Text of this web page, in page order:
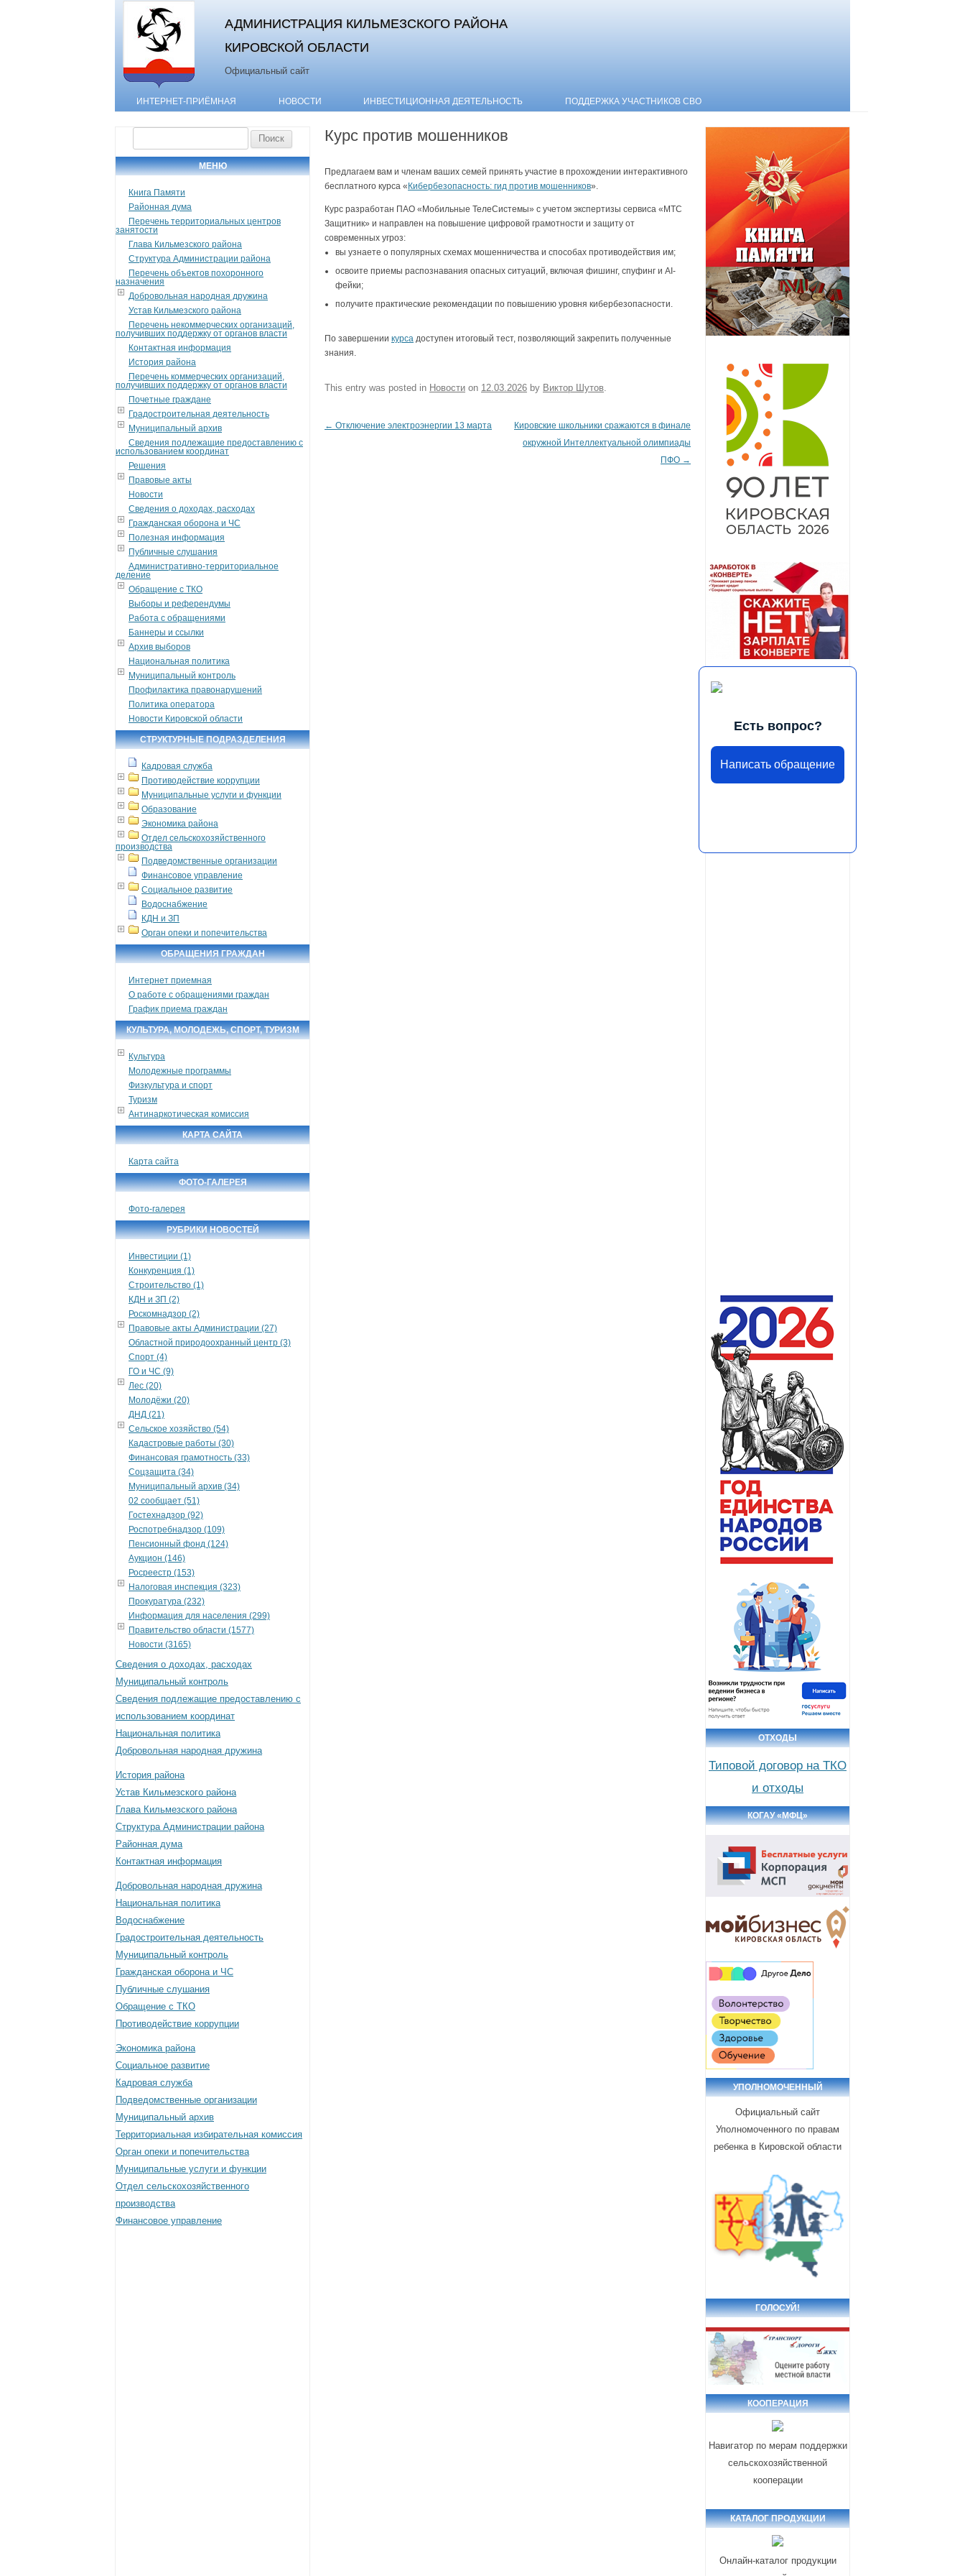
АДМИНИСТРАЦИЯ КИЛЬМЕЗСКОГО РАЙОНА
КИРОВСКОЙ ОБЛАСТИ
Официальный сайт
Skip to content
ИНТЕРНЕТ-ПРИЁМНАЯ НОВОСТИ ИНВЕСТИЦИОННАЯ ДЕЯТЕЛЬНОСТЬ ПОДДЕРЖКА УЧАСТНИКОВ СВО
МЕНЮ
Книга Памяти
Районная дума
Перечень территориальных центров
занятости
Глава Кильмезского района
Структура Администрации района
Перечень объектов похоронного
назначения
Добровольная народная дружина
Устав Кильмезского района
Перечень некоммерческих организаций,
получивших поддержку от органов власти
Контактная информация
История района
Перечень коммерческих организаций,
получивших поддержку от органов власти
Почетные граждане
Градостроительная деятельность
Муниципальный архив
Сведения подлежащие предоставлению с
использованием координат
Решения
Правовые акты
Новости
Сведения о доходах, расходах
Гражданская оборона и ЧС
Полезная информация
Публичные слушания
Административно-территориальное
деление
Обращение с ТКО
Выборы и референдумы
Работа с обращениями
Баннеры и ссылки
Архив выборов
Национальная политика
Муниципальный контроль
Профилактика правонарушений
Политика оператора
Новости Кировской области
СТРУКТУРНЫЕ ПОДРАЗДЕЛЕНИЯ
Кадровая служба
Противодействие коррупции
Муниципальные услуги и функции
Образование
Экономика района
Отдел сельскохозяйственного
производства
Подведомственные организации
Финансовое управление
Социальное развитие
Водоснабжение
КДН и ЗП
Орган опеки и попечительства
ОБРАЩЕНИЯ ГРАЖДАН
Интернет приемная
О работе с обращениями граждан
График приема граждан
КУЛЬТУРА, МОЛОДЕЖЬ, СПОРТ, ТУРИЗМ
Культура
Молодежные программы
Физкультура и спорт
Туризм
Антинаркотическая комиссия
КАРТА САЙТА
Карта сайта
ФОТО-ГАЛЕРЕЯ
Фото-галерея
РУБРИКИ НОВОСТЕЙ
Инвестиции (1)
Конкуренция (1)
Строительство (1)
КДН и ЗП (2)
Роскомнадзор (2)
Правовые акты Администрации (27)
Областной природоохранный центр (3)
Спорт (4)
ГО и ЧС (9)
Лес (20)
Молодёжи (20)
ДНД (21)
Сельское хозяйство (54)
Кадастровые работы (30)
Финансовая грамотность (33)
Соцзащита (34)
Муниципальный архив (34)
02 сообщает (51)
Гостехнадзор (92)
Роспотребнадзор (109)
Пенсионный фонд (124)
Аукцион (146)
Росреестр (153)
Налоговая инспекция (323)
Прокуратура (232)
Информация для населения (299)
Правительство области (1577)
Новости (3165)
Сведения о доходах, расходах
Муниципальный контроль
Сведения подлежащие предоставлению с
использованием координат
Национальная политика
Добровольная народная дружина
История района
Устав Кильмезского района
Глава Кильмезского района
Структура Администрации района
Районная дума
Контактная информация
Добровольная народная дружина
Национальная политика
Водоснабжение
Градостроительная деятельность
Муниципальный контроль
Гражданская оборона и ЧС
Публичные слушания
Обращение с ТКО
Противодействие коррупции
Экономика района
Социальное развитие
Кадровая служба
Подведомственные организации
Муниципальный архив
Территориальная избирательная комиссия
Орган опеки и попечительства
Муниципальные услуги и функции
Отдел сельскохозяйственного
производства
Финансовое управление
Курс против мошенников
Предлагаем вам и членам ваших семей принять участие в прохождении интерактивного
бесплатного курса « Кибербезопасность: гид против мошенников».
Курс разработан ПАО «Мобильные ТелеСистемы» с учетом экспертизы сервиса «МТС
Защитник» и направлен на повышение цифровой грамотности и защиту от
современных угроз:
вы узнаете о популярных схемах мошенничества и способах противодействия им;
освоите приемы распознавания опасных ситуаций, включая фишинг, спуфинг и AI-
фейки;
получите практические рекомендации по повышению уровня кибербезопасности.
По завершении курса доступен итоговый тест, позволяющий закрепить полученные
знания.
This entry was posted in Новости on 12.03.2026 by Виктор Шутов.
Post navigation
← Отключение электроэнергии 13 марта
Кировские школьники сражаются в финале
окружной Интеллектуальной олимпиады
ПФО →
Есть вопрос?
Написать обращение
ОТХОДЫ
Типовой договор на ТКО
и отходы
КОГАУ «МФЦ»
УПОЛНОМОЧЕННЫЙ
Официальный сайт
Уполномоченного по правам
ребенка в Кировской области
ГОЛОСУЙ!
КООПЕРАЦИЯ
Навигатор по мерам поддержки
сельскохозяйственной
кооперации
КАТАЛОГ ПРОДУКЦИИ
Онлайн-каталог продукции